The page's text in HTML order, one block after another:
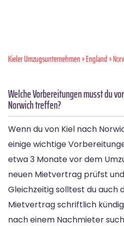
Kieler Umzugsunternehmen»England»
Welche Vorbereitungen musst du
Norwich treffen?
Wenn du von Kiel nach
einige wichtige
etwa 3 Monate vor dem
neuen Mietvertrag prüfst
Gleichzeitig solltest du auch
Mietvertrag schriftlich
nach einem Nachmieter